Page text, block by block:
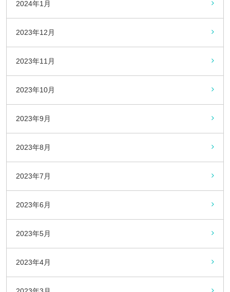
2024年1月
2023年12月
2023年11月
2023年10月
2023年9月
2023年8月
2023年7月
2023年6月
2023年5月
2023年4月